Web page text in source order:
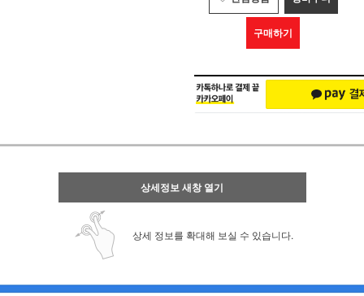
구매하기
상세정보 새창 열기
상세 정보를 확대해 보실 수 있습니다.